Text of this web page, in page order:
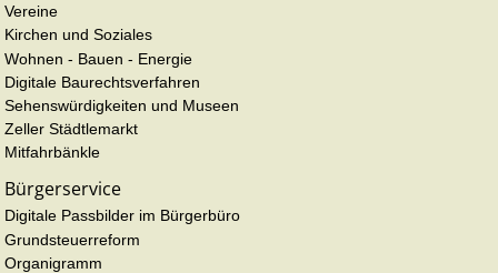
Vereine
Kirchen und Soziales
Wohnen - Bauen - Energie
Digitale Baurechtsverfahren
Sehenswürdigkeiten und Museen
Zeller Städtlemarkt
Mitfahrbänkle
Bürgerservice
Digitale Passbilder im Bürgerbüro
Grundsteuerreform
Organigramm